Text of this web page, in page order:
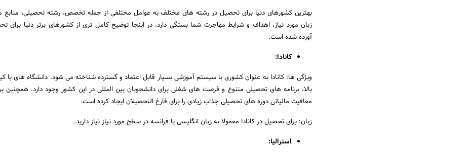
بهترین کشورهای دنیا برای تحصیل در رشته های مختلف به عوامل مختلفی از جمله تخصص، رشته تحصیلی، منابع
زبان مورد نیاز، اهداف و شرایط مهاجرت شما بستگی دارد. در اینجا توضیح کامل تری از کشورهای برتر دنیا برای
آورده شده است:
کانادا:
ویژگی ها: کانادا به عنوان کشوری با سیستم آموزشی بسیار قابل اعتماد و گسترده شناخته می شود. دانشگاه های با
بالا، برنامه های تحصیلی متنوع و فرصت های شغلی برای دانشجویان بین المللی در این کشور وجود دارد. همچنین
معافیت مالیاتی دوره های تحصیلی جذاب زیادی را برای فارغ التحصیلان ایجاد کرده است.
زبان: برای تحصیل در کانادا معمولا به زبان انگلیسی یا فرانسه در سطح مورد نیاز نیاز دارید.
استرالیا: